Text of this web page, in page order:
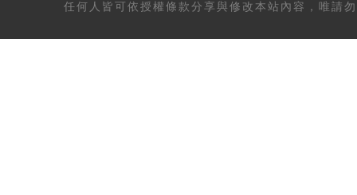
任何人皆可依授權條款分享與修改本站內容，唯請